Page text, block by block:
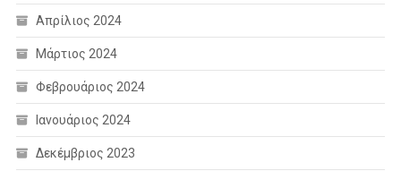
Απρίλιος 2024
Μάρτιος 2024
Φεβρουάριος 2024
Ιανουάριος 2024
Δεκέμβριος 2023